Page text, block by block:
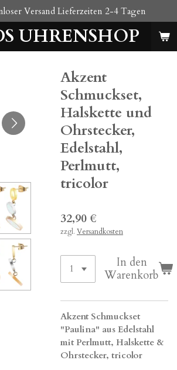
UHRENSHOP
Versand Lieferzeiten 2-4 Tagen
Akzent
Schmuckset,
Halskette und
Ohrstecker,
Edelstahl,
Perlmutt,
tricolor
32,90 €
zzgl. Versandkosten
In den
Warenkorb
Akzent Schmuckset
"Paulina" aus Edelstahl
mit Perlmutt, Halskette &
Ohrstecker, tricolor